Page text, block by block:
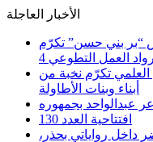
الأخبار العاجلة
“بر بني حسن” تكرّم
العلمي تكرّم نخبة من
أبناء وبنات الأطاولة
عبدالواحد بجمهوره
افتتاحية العدد 130
داخل رواياتي بحذر،